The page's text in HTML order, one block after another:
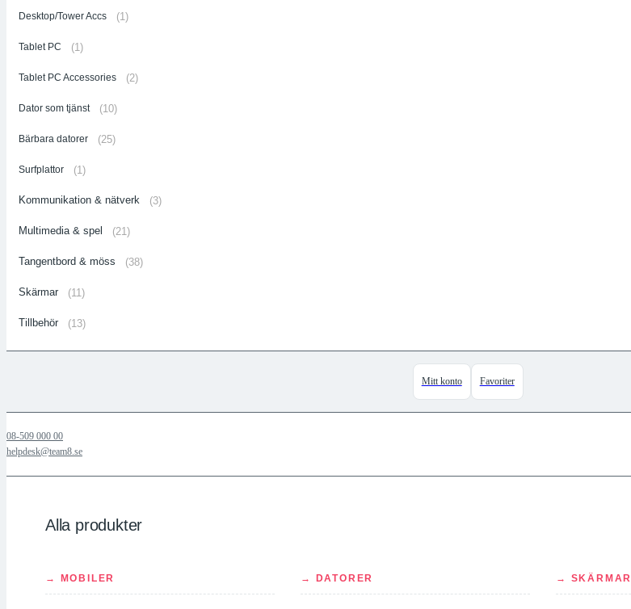
Desktop/Tower Accs (1)
Tablet PC (1)
Tablet PC Accessories (2)
Dator som tjänst (10)
Bärbara datorer (25)
Surfplattor (1)
Kommunikation & nätverk (3)
Multimedia & spel (21)
Tangentbord & möss (38)
Skärmar (11)
Tillbehör (13)
Mitt konto Favoriter
08-509 000 00
helpdesk@team8.se
Alla produkter
→ MOBILER → DATORER → SKÄRMAR